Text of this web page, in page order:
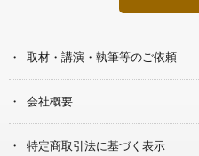
取材・講演・執筆等のご依頼
会社概要
特定商取引法に基づく表示